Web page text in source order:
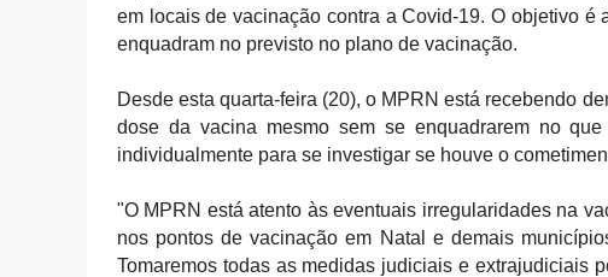
em locais de vacinação contra a Covid-19. O objetivo
enquadram no previsto no plano de vacinação.
Desde esta quarta-feira (20), o MPRN está recebendo
dose da vacina mesmo sem se enquadrarem no
individualmente para se investigar se houve o
"O MPRN está atento às eventuais irregularidades na
nos pontos de vacinação em Natal e demais
Tomaremos todas as medidas judiciais e extrajudiciais